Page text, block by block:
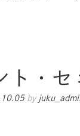
ト・セ
by